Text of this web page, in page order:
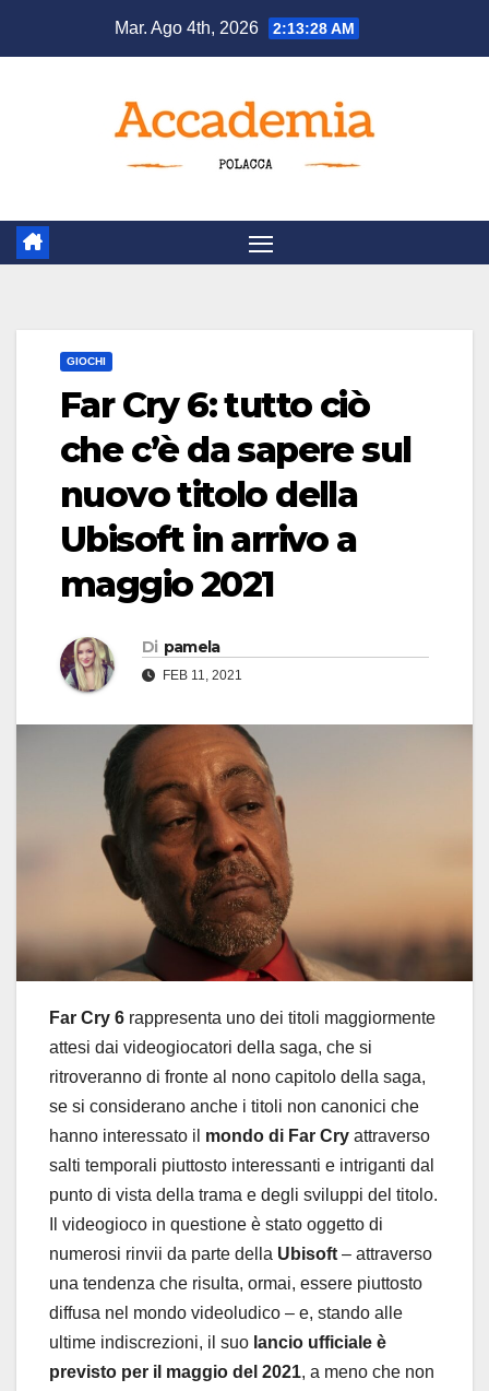
Mar. Ago 4th, 2026 2:13:29 AM
GIOCHI
Far Cry 6: tutto ciò
che c’è da sapere sul
nuovo titolo della
Ubisoft in arrivo a
maggio 2021
Di pamela
FEB 11, 2021
Far Cry 6 rappresenta uno dei titoli maggiormente
attesi dai videogiocatori della saga, che si
ritroveranno di fronte al nono capitolo della saga,
se si considerano anche i titoli non canonici che
hanno interessato il mondo di Far Cry attraverso
salti temporali piuttosto interessanti e intriganti dal
punto di vista della trama e degli sviluppi del titolo.
Il videogioco in questione è stato oggetto di
numerosi rinvii da parte della Ubisoft – attraverso
una tendenza che risulta, ormai, essere piuttosto
diffusa nel mondo videoludico – e, stando alle
ultime indiscrezioni, il suo lancio ufficiale è
previsto per il maggio del 2021, a meno che non